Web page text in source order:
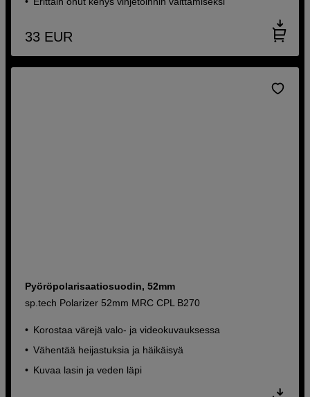
33 EUR
Pyöröpolarisaatiosuodin, 52mm
sp.tech Polarizer 52mm MRC CPL B270
Korostaa värejä valo- ja videokuvauksessa
Vähentää heijastuksia ja häikäisyä
Kuvaa lasin ja veden läpi